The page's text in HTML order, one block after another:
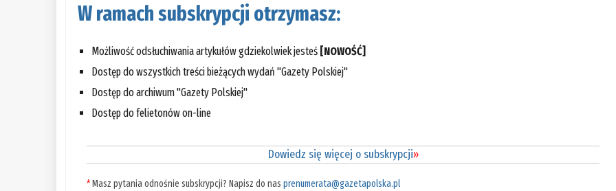
W ramach subskrypcji otrzymasz:
Możliwość odsłuchiwania artykułów gdziekolwiek jesteś [NOWOŚĆ]
Dostęp do wszystkich treści bieżących wydań "Gazety Polskiej"
Dostęp do archiwum "Gazety Polskiej"
Dostęp do felietonów on-line
Dowiedz się więcej o subskrypcji»
*Masz pytania odnośnie subskrypcji? Napisz do nasprenumerata@gazetapolska.pl